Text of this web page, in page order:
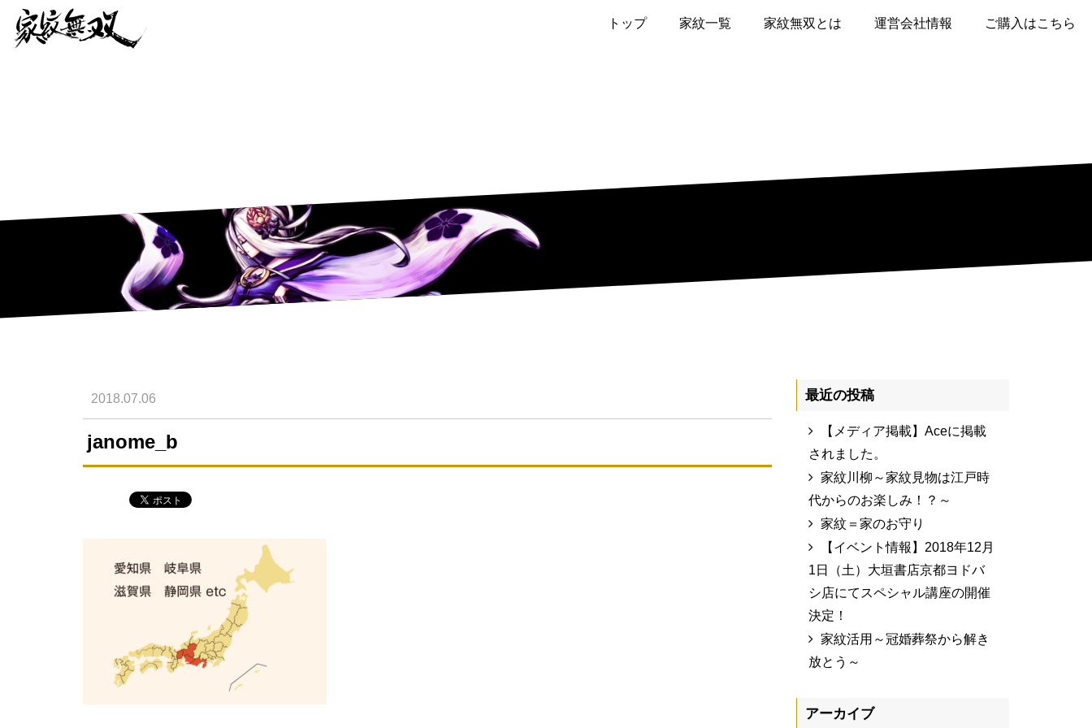
トップ 家紋一覧 家紋無双とは 運営会社情報 ご購入はこちら
2018.07.06
janome_b
最近の投稿
【メディア掲載】Aceに掲載
されました。
家紋川柳～家紋見物は江戸時
代からのお楽しみ！？～
家紋＝家のお守り
【イベント情報】2018年12月
1日（土）大垣書店京都ヨドバ
シ店にてスペシャル講座の開催
決定！
家紋活用～冠婚葬祭から解き
放とう～
アーカイブ